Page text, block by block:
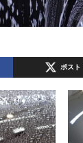
ポスト